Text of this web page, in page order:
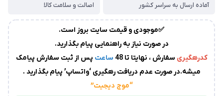
1
الی
باشد.
درصورت
آماده ارسال به سراسر کشور
اصالت و سلامت کالا
✅موجودی و قیمت سایت بروز است.
در صورت نیاز به راهنمایی پیام بگذارید.
کدرهگیری سفارش ، نهایتا تا 48 ساعت پس از ثبت سفارش پیامک
میشه.در صورت عدم دریافت رهگیری ‘واتساپ’ پیام بگذارید .
“موج دیجیت”